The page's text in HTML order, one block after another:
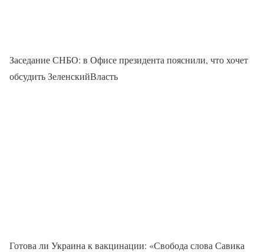
Заседание СНБО: в Офисе президента пояснили, что хочет
обсудить ЗеленскийВласть
Готова ли Украина к вакцинации: «Свобода слова Савика